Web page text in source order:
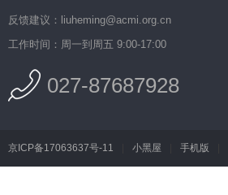
反馈建议：liuheming@acmi.org.cn
工作时间：周一到周五 9:00-17:00
027-87687928
京ICP备17063637号-11 小黑屋 手机版